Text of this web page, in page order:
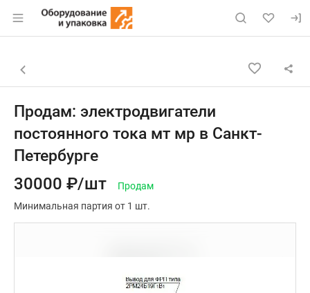
Раздел навигации по сайту eqinfo.ru
Объявление: Продам:
Навигация и управление объявлением
Назад к списку объявлений
Продам: электродвигатели
постоянного тока мт мр в Санкт-
Петербурге
30000 ₽/шт
Продам
Минимальная партия от 1 шт.